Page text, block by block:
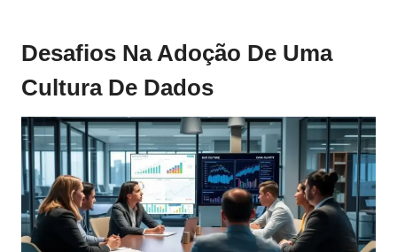
Desafios Na Adoção De Uma
Cultura De Dados